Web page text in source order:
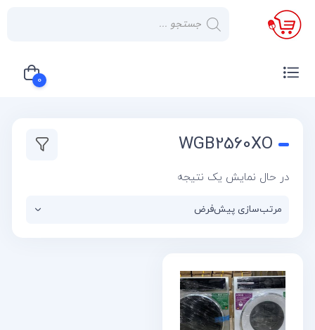
×
صفحه
صوتی و
گازی
لوازم
آشپز
خانه
0
WGB2560XO
در حال نمایش یک نتیجه